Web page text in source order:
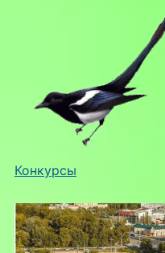
Конкурсы